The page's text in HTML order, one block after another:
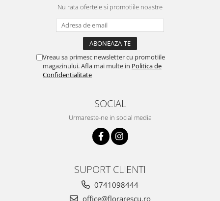
Nu rata ofertele si promotiile noastre
Vreau sa primesc newsletter cu promotiile
magazinului. Afla mai multe in Politica de
Confidentialitate
SOCIAL
Urmareste-ne in social media
SUPORT CLIENTI
0741098444
office@florarescu.ro